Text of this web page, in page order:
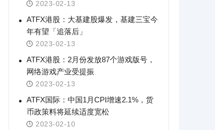
2023-02-13
ATFX港股：大基建股爆发，基建三宝今
年有望「追落后」
2023-02-13
ATFX港股：2月份发放87个游戏版号，
网络游戏产业受提振
2023-02-13
ATFX国际：中国1月CPI增速2.1%，货
币政策料将延续适度宽松
2023-02-10